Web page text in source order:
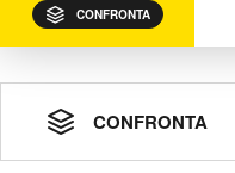
CONFRONTA
CONFRONTA